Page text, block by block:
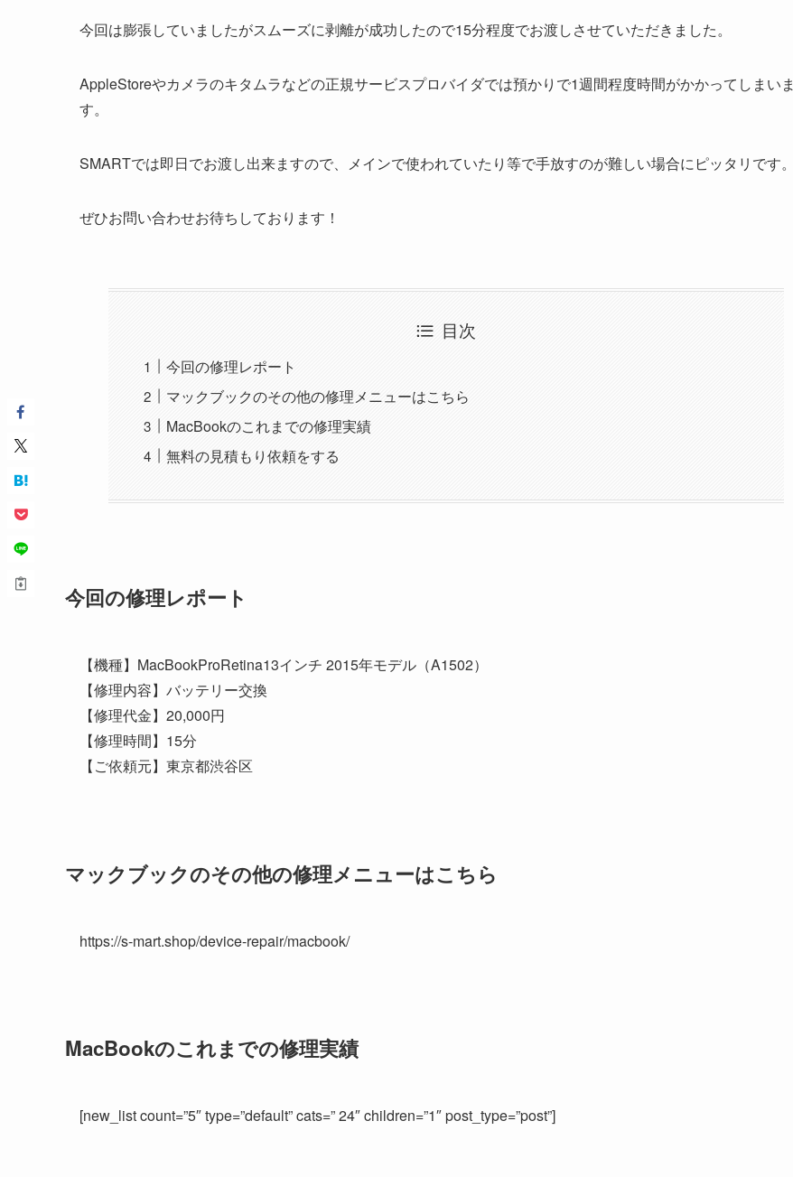
今回は膨張していましたがスムーズに剥離が成功したので15分程度でお渡しさせていただきました。
AppleStoreやカメラのキタムラなどの正規サービスプロバイダでは預かりで1週間程度時間がかかってしまいま
す。
SMARTでは即日でお渡し出来ますので、メインで使われていたり等で手放すのが難しい場合にピッタリです。
ぜひお問い合わせお待ちしております！
目次
今回の修理レポート
マックブックのその他の修理メニューはこちら
MacBookのこれまでの修理実績
無料の見積もり依頼をする
今回の修理レポート
【機種】MacBookProRetina13インチ 2015年モデル（A1502）
【修理内容】バッテリー交換
【修理代金】20,000円
【修理時間】15分
【ご依頼元】東京都渋谷区
マックブックのその他の修理メニューはこちら
https://s-mart.shop/device-repair/macbook/
MacBookのこれまでの修理実績
[new_list count=”5″ type=”default” cats=” 24″ children=”1″ post_type=”post”]